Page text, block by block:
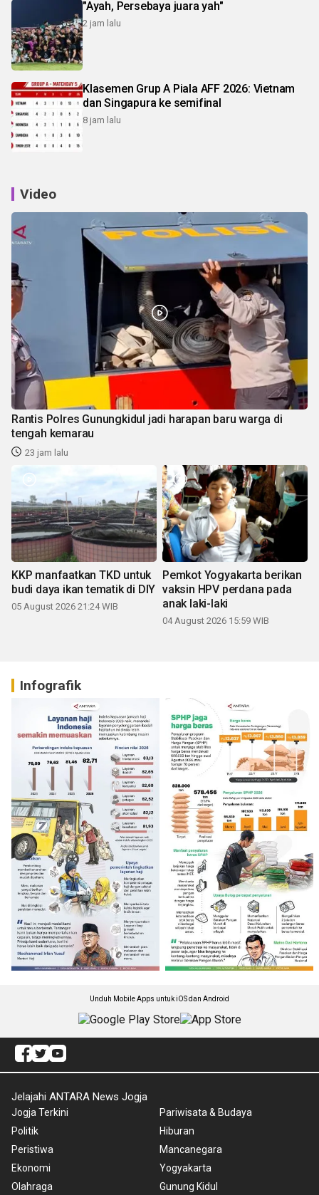
"Ayah, Persebaya juara yah"
2 jam lalu
Klasemen Grup A Piala AFF 2026: Vietnam
dan Singapura ke semifinal
8 jam lalu
Video
Rantis Polres Gunungkidul jadi harapan baru warga di
tengah kemarau
23 jam lalu
KKP manfaatkan TKD untuk
budi daya ikan tematik di DIY
05 August 2026 21:24 WIB
Pemkot Yogyakarta berikan
vaksin HPV perdana pada
anak laki-laki
04 August 2026 15:59 WIB
Infografik
Unduh Mobile Apps untuk iOS dan Android
Jelajahi ANTARA News Jogja
Jogja Terkini
Politik
Peristiwa
Ekonomi
Olahraga
Pariwisata & Budaya
Hiburan
Mancanegara
Yogyakarta
Gunung Kidul